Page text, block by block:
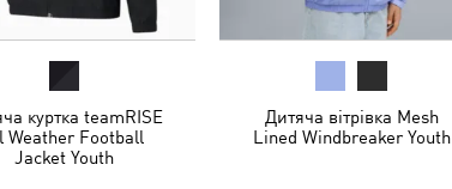
куртка teamRISE
Weather Football
Jacket Youth
Дитяча вітрівка Mesh
Lined Windbreaker Youth